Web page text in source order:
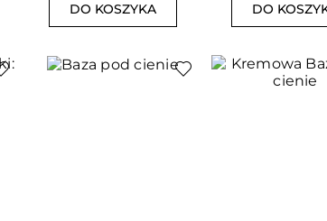
DO KOSZYKA DO